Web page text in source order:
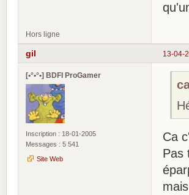
Hors ligne
13-04-
gil
[•°•°•] BDFI ProGamer
Inscription : 18-01-2005
Messages : 5 541
Site Web
Ca
Pas